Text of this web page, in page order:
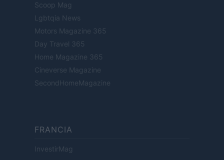
Scoop Mag
Lgbtqia News
Motors Magazine 365
Day Travel 365
Home Magazine 365
Cineverse Magazine
SecondHomeMagazine
FRANCIA
InvestirMag